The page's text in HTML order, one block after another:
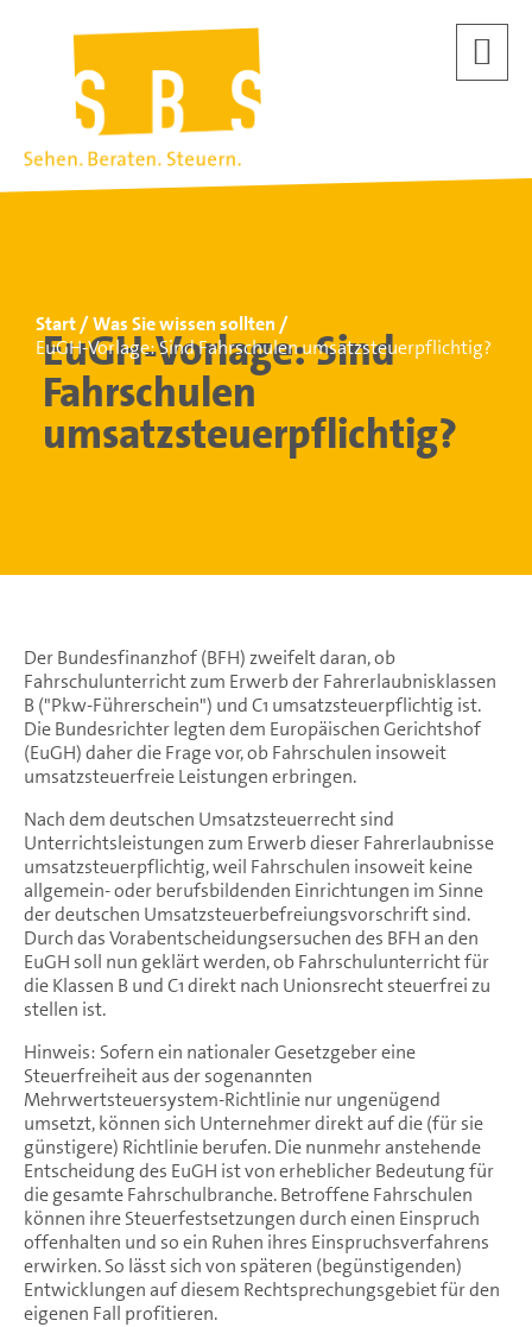
Start
Was Sie wissen sollten
EuGH-Vorlage: Sind Fahrschulen umsatzsteuerpflichtig?
EuGH-Vorlage: Sind
Fahrschulen
umsatzsteuerpflichtig?
Der Bundesfinanzhof (BFH) zweifelt daran, ob
Fahrschulunterricht zum Erwerb der Fahrerlaubnisklassen
B ("Pkw-Führerschein") und C1 umsatzsteuerpflichtig ist.
Die Bundesrichter legten dem Europäischen Gerichtshof
(EuGH) daher die Frage vor, ob Fahrschulen insoweit
umsatzsteuerfreie Leistungen erbringen.
Nach dem deutschen Umsatzsteuerrecht sind
Unterrichtsleistungen zum Erwerb dieser Fahrerlaubnisse
umsatzsteuerpflichtig, weil Fahrschulen insoweit keine
allgemein- oder berufsbildenden Einrichtungen im Sinne
der deutschen Umsatzsteuerbefreiungsvorschrift sind.
Durch das Vorabentscheidungsersuchen des BFH an den
EuGH soll nun geklärt werden, ob Fahrschulunterricht für
die Klassen B und C1 direkt nach Unionsrecht steuerfrei zu
stellen ist.
Hinweis: Sofern ein nationaler Gesetzgeber eine
Steuerfreiheit aus der sogenannten
Mehrwertsteuersystem-Richtlinie nur ungenügend
umsetzt, können sich Unternehmer direkt auf die (für sie
günstigere) Richtlinie berufen. Die nunmehr anstehende
Entscheidung des EuGH ist von erheblicher Bedeutung für
die gesamte Fahrschulbranche. Betroffene Fahrschulen
können ihre Steuerfestsetzungen durch einen Einspruch
offenhalten und so ein Ruhen ihres Einspruchsverfahrens
erwirken. So lässt sich von späteren (begünstigenden)
Entwicklungen auf diesem Rechtsprechungsgebiet für den
eigenen Fall profitieren.